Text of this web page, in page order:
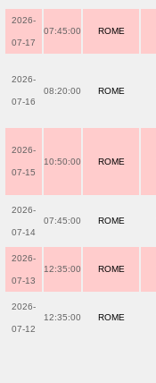
2026-
07-17
07:45:00 ROME
2026-
07-16
08:20:00 ROME
2026-
07-15
10:50:00 ROME
2026-
07-14
07:45:00 ROME
2026-
07-13
12:35:00 ROME
2026-
07-12
12:35:00 ROME